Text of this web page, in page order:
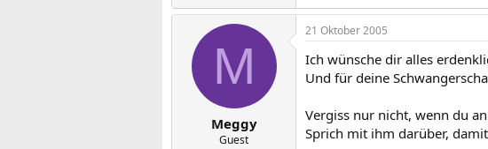
M
Meggy
Guest
21 Oktober 2005
Ich wünsche dir alles
Und für deine
Vergiss nur nicht, wenn du
Sprich mit ihm darüber,